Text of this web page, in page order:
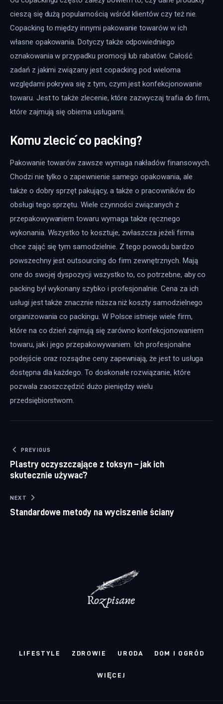
cieszą się dużą popularnością wśród klientów czy też nie.
Copacking to między innymi pakowanie towarów w ich
własne opakowania. Dotyczy także odpowiedniego
oznakowania w przypadku promocji lub rabatów. Całość
zadań z jakimi związany jest copacking pod wieloma
względami pokrywa się z tym, czym jest konfekcjonowanie
towaru. Jest to także zlecenie, które zazwyczaj trafia do firm,
które zajmują się obiema usługami.
Komu zlecić co packing?
Pakowanie towarów zawsze wymaga nakładów finansowych.
Chodzi nie tylko o zapewnienie samego opakowania, ale
także o dobry sprzęt pakujący, a także o pracowników do
obsługi tego sprzętu. Wiele czynności związanych z
przepakowywaniem towaru wymaga także ręcznego
wykonania. Wszystko to kosztuje, zwłaszcza jeżeli firma
chce zająć się tym samodzielnie. Z tego powodu bardzo
powszechny jest outsourcing do firm zewnętrznych. Mają
one do swojej dyspozycji wszystko to, co potrzebne, aby co
packing był wykonany szybko i profesjonalnie. Cena za ich
usługi jest także znacznie niższa niż koszty samodzielnego
organizowania co packingu. W Polsce istnieje wiele firm,
które na co dzień zajmują się zarówno konfekcjonowaniem
towaru, jak i jego przepakowywaniem. Ich profesjonalne
podejście oraz rozsądne ceny zapewniają, że jest to usługa
dostępna dla każdego. To doskonałe rozwiązanie, które
pozwala zaoszczędzić dużo pieniędzy wielu
przedsiębiorstwom.
Nawigacja wpisu
PREVIOUS
Plastry oczyszczające z toksyn – jak ich
skutecznie używać?
NEXT
Standardowe metody na wyciszenie ściany
LIFESTYLE ZDROWIE URODA DOM I OGRÓD
WIĘCEJ